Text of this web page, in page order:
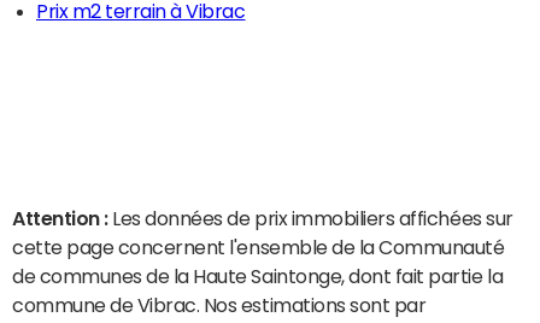
Prix m2 terrain à Vibrac
Attention : Les données de prix immobiliers affichées sur
cette page concernent l'ensemble de la Communauté
de communes de la Haute Saintonge, dont fait partie la
commune de Vibrac. Nos estimations sont par